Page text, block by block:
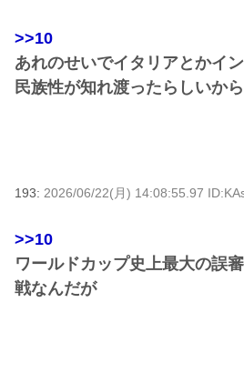
>>10
あれのせいでイタリアとかイ
民族性が知れ渡ったらしいか
193: 2026/06/22(月) 14:08:55.97
>>10
ワールドカップ史上最大の誤
戦なんだが